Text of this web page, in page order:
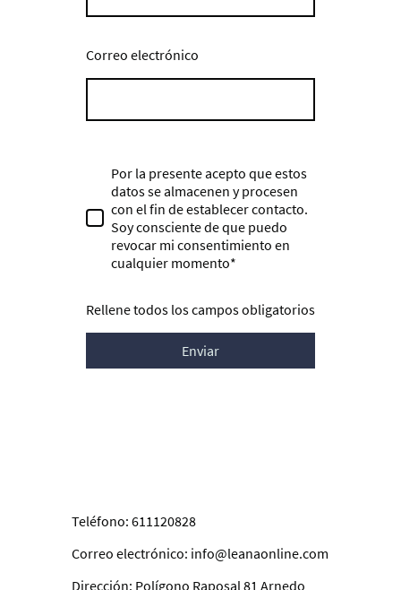
Correo electrónico
Por la presente acepto que estos
datos se almacenen y procesen
con el fin de establecer contacto.
Soy consciente de que puedo
revocar mi consentimiento en
cualquier momento*
Rellene todos los campos obligatorios
Enviar
Teléfono: 611120828
Correo electrónico: info@leanaonline.com
Dirección: Polígono Raposal 81 Arnedo